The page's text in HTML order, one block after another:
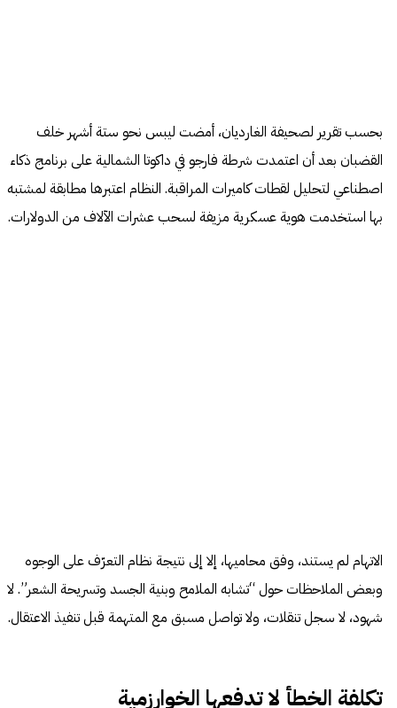
بحسب تقرير لصحيفة الغارديان، أمضت ليبس نحو ستة أشهر خلف
القضبان بعد أن اعتمدت شرطة فارجو في داكوتا الشمالية على برنامج ذكاء
اصطناعي لتحليل لقطات كاميرات المراقبة. النظام اعتبرها مطابقة لمشتبه
بها استخدمت هوية عسكرية مزيفة لسحب عشرات الآلاف من الدولارات.
الاتهام لم يستند، وفق محاميها، إلا إلى نتيجة نظام التعرّف على الوجوه
وبعض الملاحظات حول “تشابه الملامح وبنية الجسد وتسريحة الشعر”. لا
شهود، لا سجل تنقلات، ولا تواصل مسبق مع المتهمة قبل تنفيذ الاعتقال.
تكلفة الخطأ لا تدفعها الخوارزمية